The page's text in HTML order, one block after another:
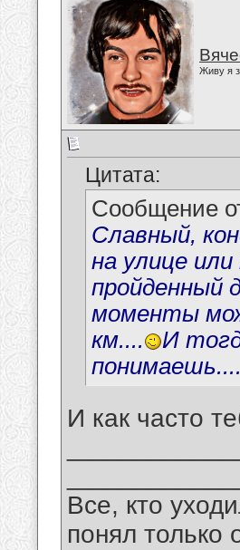
Живу я
Цитата:
Сообщение
Славный,
на улице
пройденный
моменты
км....
И
И как часто
Все, кто
понял только